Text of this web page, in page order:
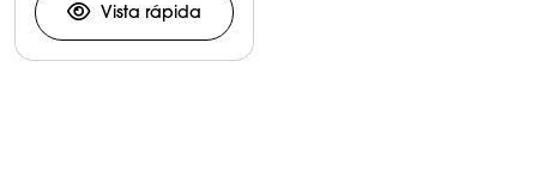
Vista rápida